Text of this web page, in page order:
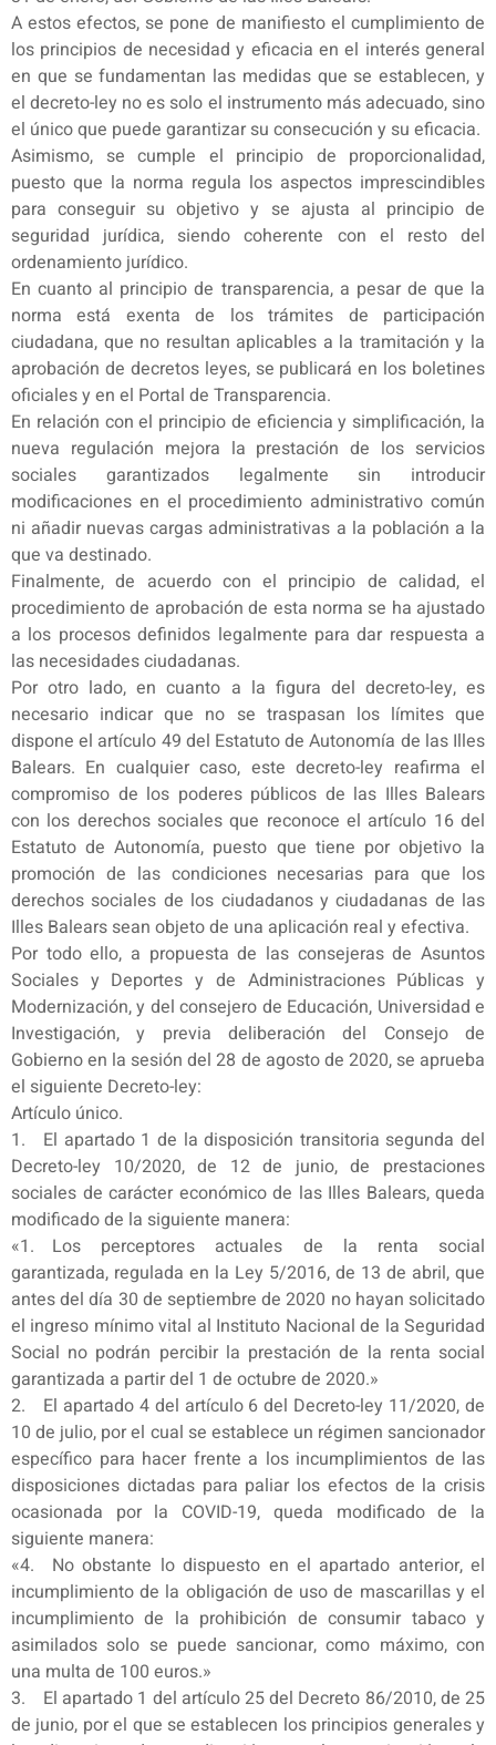
A estos efectos, se pone de manifiesto el cumplimiento de
los principios de necesidad y eficacia en el interés general
en que se fundamentan las medidas que se establecen, y
el decreto-ley no es solo el instrumento más adecuado, sino
el único que puede garantizar su consecución y su eficacia.
Asimismo, se cumple el principio de proporcionalidad,
puesto que la norma regula los aspectos imprescindibles
para conseguir su objetivo y se ajusta al principio de
seguridad jurídica, siendo coherente con el resto del
ordenamiento jurídico.
En cuanto al principio de transparencia, a pesar de que la
norma está exenta de los trámites de participación
ciudadana, que no resultan aplicables a la tramitación y la
aprobación de decretos leyes, se publicará en los boletines
oficiales y en el Portal de Transparencia.
En relación con el principio de eficiencia y simplificación, la
nueva regulación mejora la prestación de los servicios
sociales garantizados legalmente sin introducir
modificaciones en el procedimiento administrativo común
ni añadir nuevas cargas administrativas a la población a la
que va destinado.
Finalmente, de acuerdo con el principio de calidad, el
procedimiento de aprobación de esta norma se ha ajustado
a los procesos definidos legalmente para dar respuesta a
las necesidades ciudadanas.
Por otro lado, en cuanto a la figura del decreto-ley, es
necesario indicar que no se traspasan los límites que
dispone el artículo 49 del Estatuto de Autonomía de las Illes
Balears. En cualquier caso, este decreto-ley reafirma el
compromiso de los poderes públicos de las Illes Balears
con los derechos sociales que reconoce el artículo 16 del
Estatuto de Autonomía, puesto que tiene por objetivo la
promoción de las condiciones necesarias para que los
derechos sociales de los ciudadanos y ciudadanas de las
Illes Balears sean objeto de una aplicación real y efectiva.
Por todo ello, a propuesta de las consejeras de Asuntos
Sociales y Deportes y de Administraciones Públicas y
Modernización, y del consejero de Educación, Universidad e
Investigación, y previa deliberación del Consejo de
Gobierno en la sesión del 28 de agosto de 2020, se aprueba
el siguiente Decreto-ley:
Artículo único.
1. El apartado 1 de la disposición transitoria segunda del
Decreto-ley 10/2020, de 12 de junio, de prestaciones
sociales de carácter económico de las Illes Balears, queda
modificado de la siguiente manera:
«1. Los perceptores actuales de la renta social
garantizada, regulada en la Ley 5/2016, de 13 de abril, que
antes del día 30 de septiembre de 2020 no hayan solicitado
el ingreso mínimo vital al Instituto Nacional de la Seguridad
Social no podrán percibir la prestación de la renta social
garantizada a partir del 1 de octubre de 2020.»
2. El apartado 4 del artículo 6 del Decreto-ley 11/2020, de
10 de julio, por el cual se establece un régimen sancionador
específico para hacer frente a los incumplimientos de las
disposiciones dictadas para paliar los efectos de la crisis
ocasionada por la COVID-19, queda modificado de la
siguiente manera:
«4. No obstante lo dispuesto en el apartado anterior, el
incumplimiento de la obligación de uso de mascarillas y el
incumplimiento de la prohibición de consumir tabaco y
asimilados solo se puede sancionar, como máximo, con
una multa de 100 euros.»
3. El apartado 1 del artículo 25 del Decreto 86/2010, de 25
de junio, por el que se establecen los principios generales y